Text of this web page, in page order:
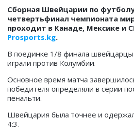
Сборная Швейцарии по
четвертьфинал чемпионата
проходит в Канаде, Мексике и
Prosports.kg.
В поединке 1/8 финала
играли против Колумбии.
Основное время матча
победителя определяли в серии
пенальти.
Швейцария была точнее и
4:3.